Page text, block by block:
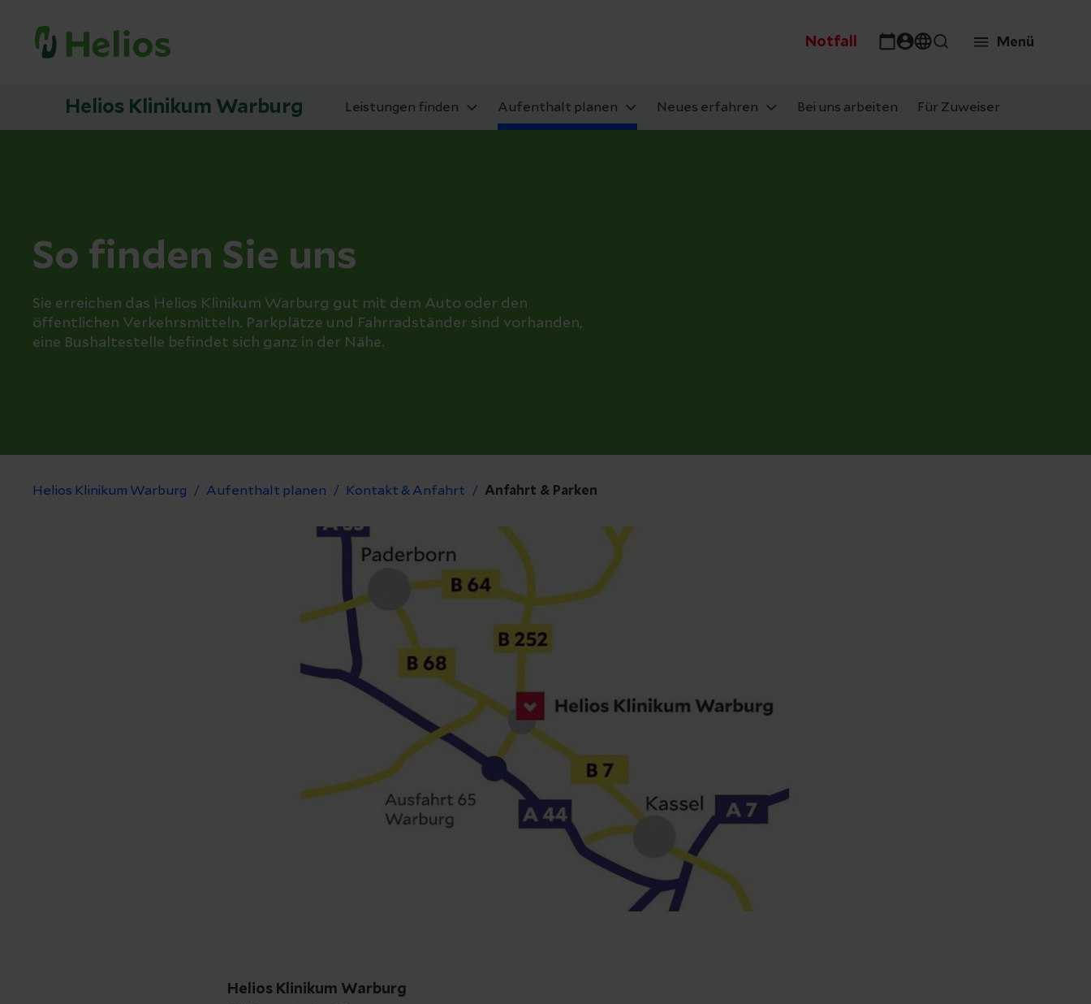
Notfall Menü
Helios Klinikum Warburg Leistungen finden Aufenthalt planen Neues erfahren Bei uns arbeiten Für Zuweiser
So finden Sie uns
Sie erreichen das Helios Klinikum Warburg gut mit dem Auto oder den
öffentlichen Verkehrsmitteln. Parkplätze und Fahrradständer sind vorhanden,
eine Bushaltestelle befindet sich ganz in der Nähe.
Helios Klinikum Warburg Aufenthalt planen Kontakt & Anfahrt Anfahrt & Parken
Helios Klinikum Warburg